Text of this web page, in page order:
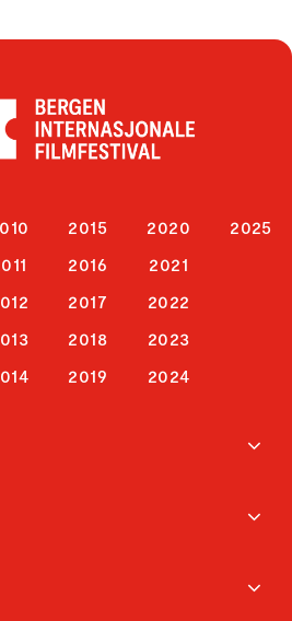
2015
2016
2017
2018
2019
2020
2021
2022
2023
2024
2025